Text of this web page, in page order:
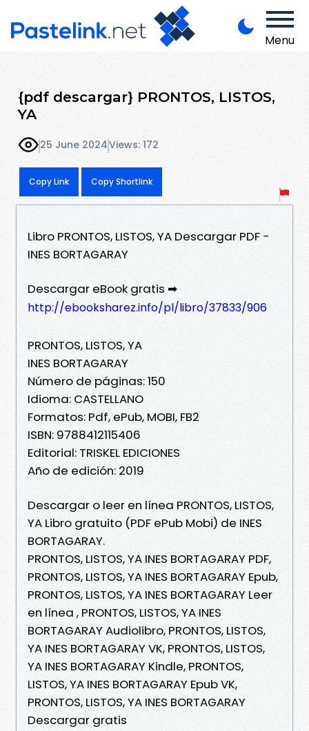
Menu
{pdf descargar} PRONTOS, LISTOS,
YA
25 June 2024Views: 172
Copy Link Copy Shortlink
Libro PRONTOS, LISTOS, YA Descargar PDF -
INES BORTAGARAY
Descargar eBook gratis ➡
http://ebooksharez.info/pl/libro/37833/906
PRONTOS, LISTOS, YA
INES BORTAGARAY
Número de páginas: 150
Idioma: CASTELLANO
Formatos: Pdf, ePub, MOBI, FB2
ISBN: 9788412115406
Editorial: TRISKEL EDICIONES
Año de edición: 2019
Descargar o leer en línea PRONTOS, LISTOS,
YA Libro gratuito (PDF ePub Mobi) de INES
BORTAGARAY.
PRONTOS, LISTOS, YA INES BORTAGARAY PDF,
PRONTOS, LISTOS, YA INES BORTAGARAY Epub,
PRONTOS, LISTOS, YA INES BORTAGARAY Leer
en línea , PRONTOS, LISTOS, YA INES
BORTAGARAY Audiolibro, PRONTOS, LISTOS,
YA INES BORTAGARAY VK, PRONTOS, LISTOS,
YA INES BORTAGARAY Kindle, PRONTOS,
LISTOS, YA INES BORTAGARAY Epub VK,
PRONTOS, LISTOS, YA INES BORTAGARAY
Descargar gratis